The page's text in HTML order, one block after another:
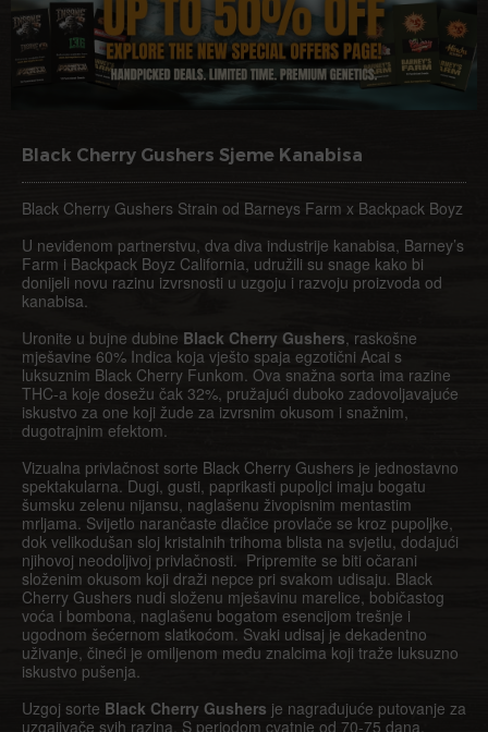
Black Cherry Gushers Sjeme Kanabisa
Black Cherry Gushers Strain od Barneys Farm x Backpack Boyz
U neviđenom partnerstvu, dva diva industrije kanabisa, Barney’s
Farm i Backpack Boyz California, udružili su snage kako bi
donijeli novu razinu izvrsnosti u uzgoju i razvoju proizvoda od
kanabisa.
Uronite u bujne dubine Black Cherry Gushers, raskošne
mješavine 60% Indica koja vješto spaja egzotični Acai s
luksuznim Black Cherry Funkom. Ova snažna sorta ima razine
THC-a koje dosežu čak 32%, pružajući duboko zadovoljavajuće
iskustvo za one koji žude za izvrsnim okusom i snažnim,
dugotrajnim efektom.
Vizualna privlačnost sorte Black Cherry Gushers je jednostavno
spektakularna. Dugi, gusti, paprikasti pupoljci imaju bogatu
šumsku zelenu nijansu, naglašenu živopisnim mentastim
mrljama. Svijetlo narančaste dlačice provlače se kroz pupoljke,
dok velikodušan sloj kristalnih trihoma blista na svjetlu, dodajući
njihovoj neodoljivoj privlačnosti. Pripremite se biti očarani
složenim okusom koji draži nepce pri svakom udisaju. Black
Cherry Gushers nudi složenu mješavinu marelice, bobičastog
voća i bombona, naglašenu bogatom esencijom trešnje i
ugodnom šećernom slatkoćom. Svaki udisaj je dekadentno
uživanje, čineći je omiljenom među znalcima koji traže luksuzno
iskustvo pušenja.
Uzgoj sorte Black Cherry Gushers je nagrađujuće putovanje za
uzgajivače svih razina. S periodom cvatnje od 70-75 dana,